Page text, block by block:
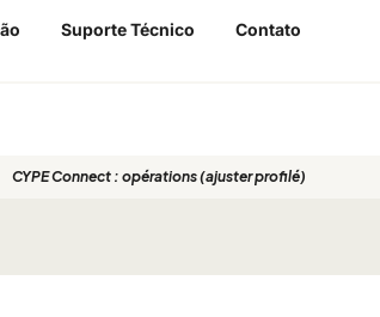
Suporte Técnico
Contato
CYPE Connect : opérations (ajuster profilé)